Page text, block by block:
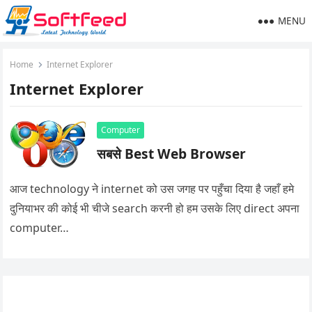
MENU
Home Internet Explorer
Internet Explorer
Computer
सबसे Best Web Browser
आज technology ने internet को उस जगह पर पहुँचा दिया है जहाँ हमे
दुनियाभर की कोई भी चीजे search करनी हो हम उसके लिए direct अपना
computer…